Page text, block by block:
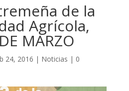
de la
Agrícola,
MARZO
24, 2016 | Noticias | 0